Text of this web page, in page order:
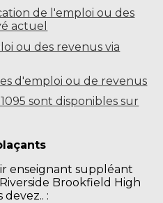
de l'emploi ou des
actuel
ou des revenus via
d'emploi ou de revenus
sont disponibles sur
enseignant suppléant
Brookfield High
: